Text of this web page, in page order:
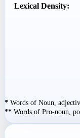
Lexical Density:
* Words of Noun,
** Words of Pro-noun,